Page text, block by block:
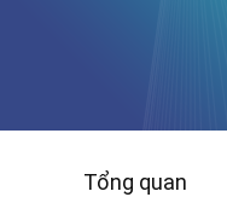
Tổng quan